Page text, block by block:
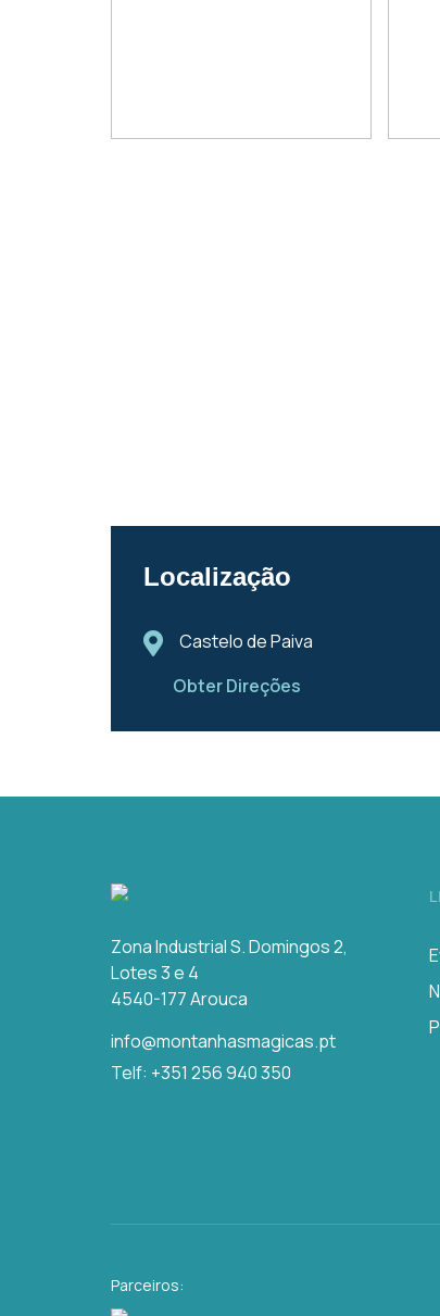
Localização
Castelo de Paiva
Obter Direções
Zona Industrial S. Domingos 2,
Lotes 3 e 4
4540-177 Arouca
info@montanhasmagicas.pt
Telf: +351 256 940 350
Parceiros: